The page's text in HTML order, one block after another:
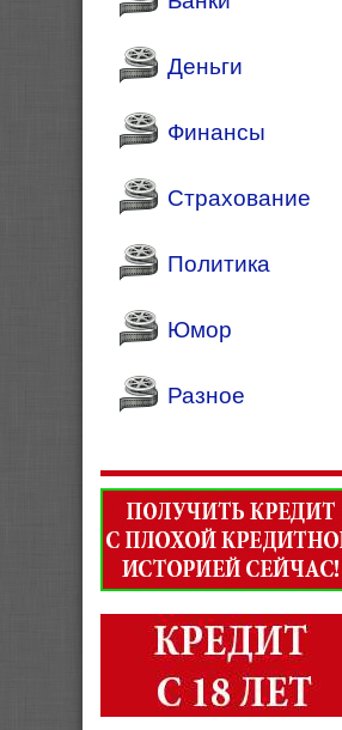
Деньги
Финансы
Страхование
Политика
Юмор
Разное